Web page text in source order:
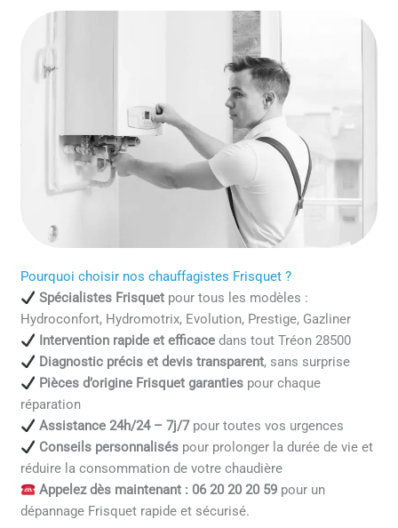
Pourquoi choisir nos chauffagistes Frisquet ?
Spécialistes Frisquetpour tous les modèles :
Hydroconfort, Hydromotrix, Evolution, Prestige, Gazliner
Intervention rapide et efficacedans tout Tréon 28500
Diagnostic précis et devis transparent, sans surprise
Pièces d’origine Frisquet garantiespour chaque
réparation
Assistance 24h/24 – 7j/7pour toutes vos urgences
Conseils personnaliséspour prolonger la durée de vie et
réduire la consommation de votre chaudière
Appelez dès maintenant : 06 20 20 20 59pour un
dépannage Frisquet rapide et sécurisé.